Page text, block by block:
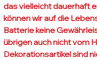
das vielleicht dauerhaft
können wir auf die
Batterie keine
übrigen auch nicht vom
Dekorationsartikel sind